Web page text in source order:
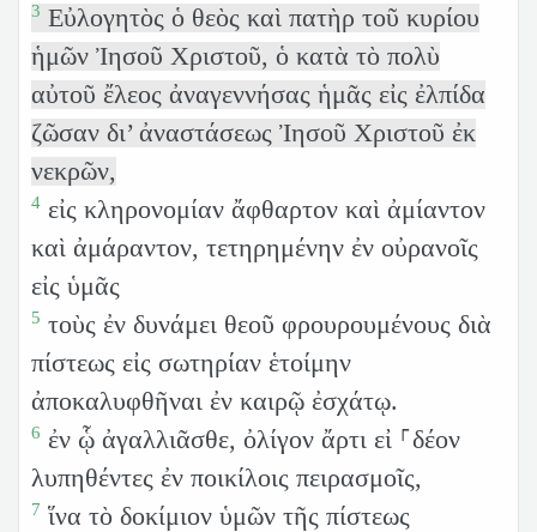
3 Εὐλογητὸς ὁ θεὸς καὶ πατὴρ τοῦ κυρίου
ἡμῶν Ἰησοῦ Χριστοῦ, ὁ κατὰ τὸ πολὺ
αὐτοῦ ἔλεος ἀναγεννήσας ἡμᾶς εἰς ἐλπίδα
ζῶσαν δι’ ἀναστάσεως Ἰησοῦ Χριστοῦ ἐκ
νεκρῶν,
4 εἰς κληρονομίαν ἄφθαρτον καὶ ἀμίαντον
καὶ ἀμάραντον, τετηρημένην ἐν οὐρανοῖς
εἰς ὑμᾶς
5 τοὺς ἐν δυνάμει θεοῦ φρουρουμένους διὰ
πίστεως εἰς σωτηρίαν ἑτοίμην
ἀποκαλυφθῆναι ἐν καιρῷ ἐσχάτῳ.
6 ἐν ᾧ ἀγαλλιᾶσθε, ὀλίγον ἄρτι εἰ ⸀δέον
λυπηθέντες ἐν ποικίλοις πειρασμοῖς,
7 ἵνα τὸ δοκίμιον ὑμῶν τῆς πίστεως